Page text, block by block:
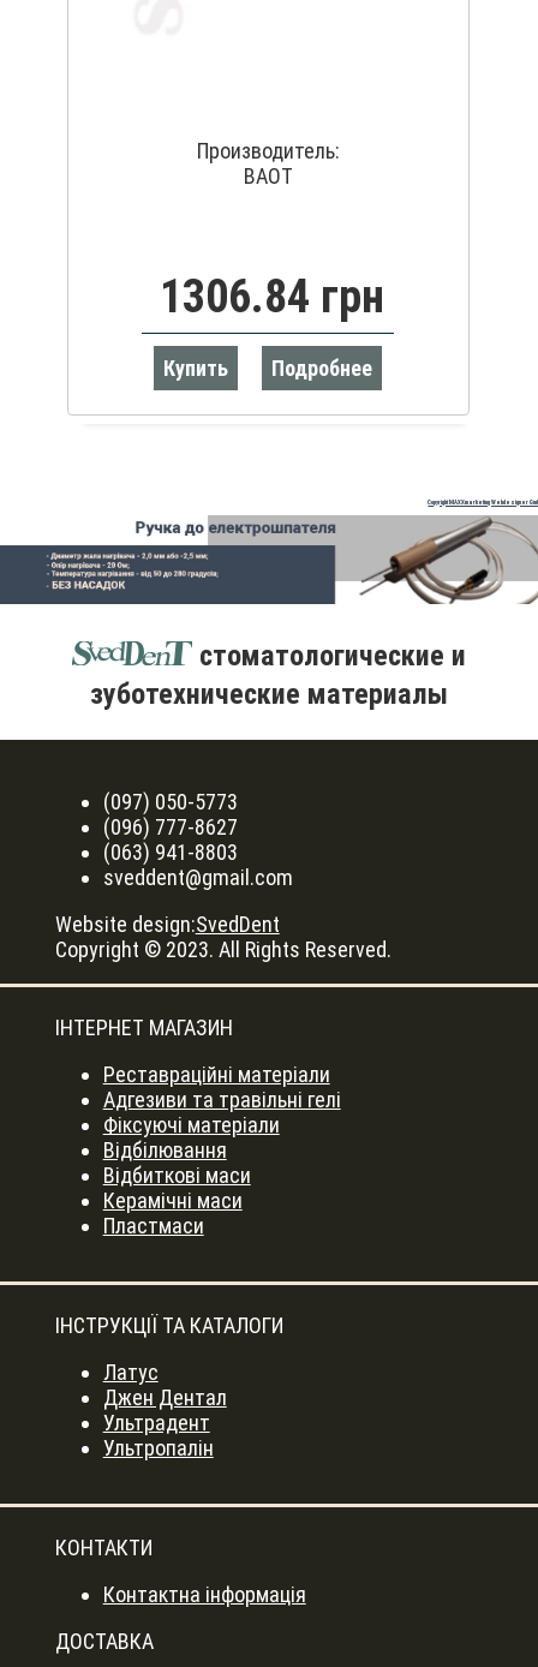
Производитель:
BAOT
1306.84 грн
Купить Подробнее
Copyright MAXXmarketing Webdesigner
стоматологические и
зуботехнические материалы
(097) 050-5773
(096) 777-8627
(063) 941-8803
sveddent@gmail.com
Website design:SvedDent
Copyright © 2023. All Rights Reserved.
ІНТЕРНЕТ МАГАЗИН
Реставраційні матеріали
Адгезиви та травільні гелі
Фіксуючі матеріали
Відбілювання
Відбиткові маси
Керамічні маси
Пластмаси
ІНСТРУКЦІЇ ТА КАТАЛОГИ
Латус
Джен Дентал
Ультрадент
Ультропалін
КОНТАКТИ
Контактна інформація
ДОСТАВКА